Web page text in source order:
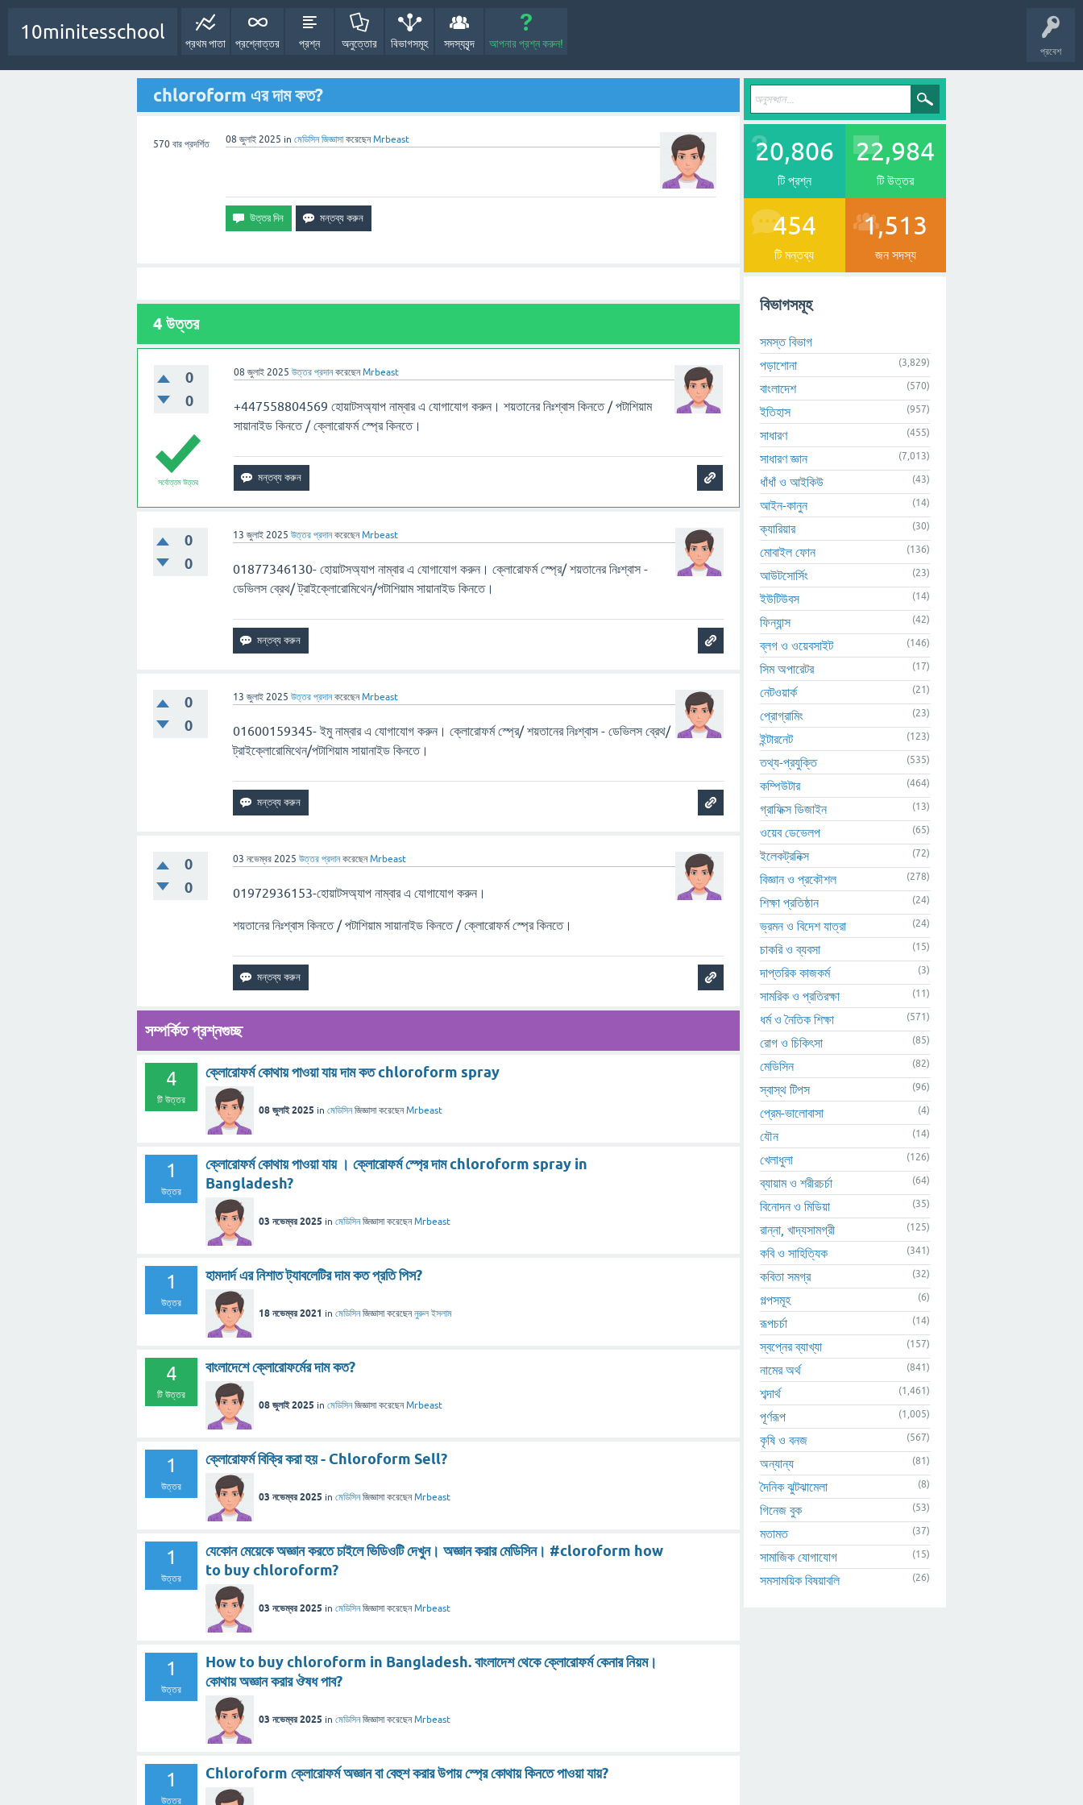
প্রবেশ
10minitesschool
প্রথম পাতা প্রশ্নোত্তর প্রশ্ন অনুত্তোর বিভাগসমূহ সদস্যবৃন্দ আপনার প্রশ্ন করুন!
chloroform এর দাম কত?
570 বার প্রদর্শিত 08 জুলাই 2025 in মেডিসিন জিজ্ঞাসা করেছেনMrbeast
4 উত্তর
0
0
08 জুলাই 2025 উত্তর প্রদান করেছেনMrbeast
সর্বোত্তম উত্তর
+447558804569 হোয়াটসঅ্যাপ নাম্বার এ যোগাযোগ করুন। শয়তানের নিঃশ্বাস কিনতে / পটাশিয়াম
সায়ানাইড কিনতে / ক্লোরোফর্ম স্প্রে কিনতে।
0
0
13 জুলাই 2025 উত্তর প্রদান করেছেনMrbeast
01877346130- হোয়াটসঅ্যাপ নাম্বার এ যোগাযোগ করুন। ক্লোরোফর্ম স্প্রে/ শয়তানের নিঃশ্বাস -
ডেভিলস ব্রেথ/ ট্রাইক্লোরোমিথেন/পটাশিয়াম সায়ানাইড কিনতে।
0
0
13 জুলাই 2025 উত্তর প্রদান করেছেনMrbeast
01600159345- ইমু নাম্বার এ যোগাযোগ করুন। ক্লোরোফর্ম স্প্রে/ শয়তানের নিঃশ্বাস - ডেভিলস ব্রেথ/
ট্রাইক্লোরোমিথেন/পটাশিয়াম সায়ানাইড কিনতে।
0
0
03 নভেম্বর 2025 উত্তর প্রদান করেছেনMrbeast
01972936153-হোয়াটসঅ্যাপ নাম্বার এ যোগাযোগ করুন।
শয়তানের নিঃশ্বাস কিনতে / পটাশিয়াম সায়ানাইড কিনতে / ক্লোরোফর্ম স্প্রে কিনতে।
সম্পর্কিত প্রশ্নগুচ্ছ
4
টি উত্তর
ক্লোরোফর্ম কোথায় পাওয়া যায় দাম কত chloroform spray
08 জুলাই 2025 in মেডিসিন জিজ্ঞাসা করেছেনMrbeast
1
উত্তর
ক্লোরোফর্ম কোথায় পাওয়া যায় । ক্লোরোফর্ম স্প্রে দাম chloroform spray in
Bangladesh?
03 নভেম্বর 2025 in মেডিসিন জিজ্ঞাসা করেছেনMrbeast
1
উত্তর
হামদার্দ এর নিশাত ট্যাবলেটির দাম কত প্রতি পিস?
18 নভেম্বর 2021 in মেডিসিন জিজ্ঞাসা করেছেননুরুল ইসলাম
4
টি উত্তর
বাংলাদেশে ক্লোরোফর্মের দাম কত?
08 জুলাই 2025 in মেডিসিন জিজ্ঞাসা করেছেনMrbeast
1
উত্তর
ক্লোরোফর্ম বিক্রি করা হয় - Chloroform Sell?
03 নভেম্বর 2025 in মেডিসিন জিজ্ঞাসা করেছেনMrbeast
1
উত্তর
যেকোন মেয়েকে অজ্ঞান করতে চাইলে ভিডিওটি দেখুন। অজ্ঞান করার মেডিসিন। #cloroform how
to buy chloroform?
03 নভেম্বর 2025 in মেডিসিন জিজ্ঞাসা করেছেনMrbeast
1
উত্তর
How to buy chloroform in Bangladesh. বাংলাদেশ থেকে ক্লোরোফর্ম কেনার নিয়ম।
কোথায় অজ্ঞান করার ঔষধ পাব?
03 নভেম্বর 2025 in মেডিসিন জিজ্ঞাসা করেছেনMrbeast
1
উত্তর
Chloroform ক্লোরোফর্ম অজ্ঞান বা বেহুশ করার উপায় স্প্রে কোথায় কিনতে পাওয়া যায়?
20,806
টি প্রশ্ন
22,984
টি উত্তর
454
টি মন্তব্য
1,513
জন সদস্য
বিভাগসমূহ
সমস্ত বিভাগ
পড়াশোনা
(3,829)
বাংলাদেশ (570)
ইতিহাস (957)
সাধারণ (455)
সাধারণ জ্ঞান (7,013)
ধাঁধাঁ ও আইকিউ (43)
আইন-কানুন (14)
ক্যারিয়ার (30)
মোবাইল ফোন (136)
আউটসোর্সিং (23)
ইউটিউবস (14)
ফিন্যান্স (42)
ব্লগ ও ওয়েবসাইট (146)
সিম অপারেটর (17)
নেটওয়ার্ক (21)
প্রোগ্রামিং (23)
ইন্টারনেট (123)
তথ্য-প্রযুক্তি (535)
কম্পিউটার (464)
গ্রাফিক্স ডিজাইন (13)
ওয়েব ডেভেলপ (65)
ইলেকট্রনিক্স (72)
বিজ্ঞান ও প্রকৌশল (278)
শিক্ষা প্রতিষ্ঠান (24)
ভ্রমন ও বিদেশ যাত্রা (24)
চাকরি ও ব্যবসা (15)
দাপ্তরিক কাজকর্ম (3)
সামরিক ও প্রতিরক্ষা (11)
ধর্ম ও নৈতিক শিক্ষা (571)
রোগ ও চিকিৎসা (85)
মেডিসিন (82)
স্বাস্থ টিপস (96)
প্রেম-ভালোবাসা (4)
যৌন (14)
খেলাধুলা (126)
ব্যায়াম ও শরীরচর্চা (64)
বিনোদন ও মিডিয়া (35)
রান্না, খাদ্যসামগ্রী (125)
কবি ও সাহিত্যিক (341)
কবিতা সমগ্র (32)
গল্পসমূহ (6)
রূপচর্চা (14)
স্বপ্নের ব্যাখ্যা (157)
নামের অর্থ (841)
শব্দার্থ (1,461)
পূর্ণরূপ (1,005)
কৃষি ও বনজ (567)
অন্যান্য (81)
দৈনিক ঝুটঝামেলা (8)
গিনেজ বুক (53)
মতামত (37)
সামাজিক যোগাযোগ (15)
সমসাময়িক বিষয়াবলি (26)